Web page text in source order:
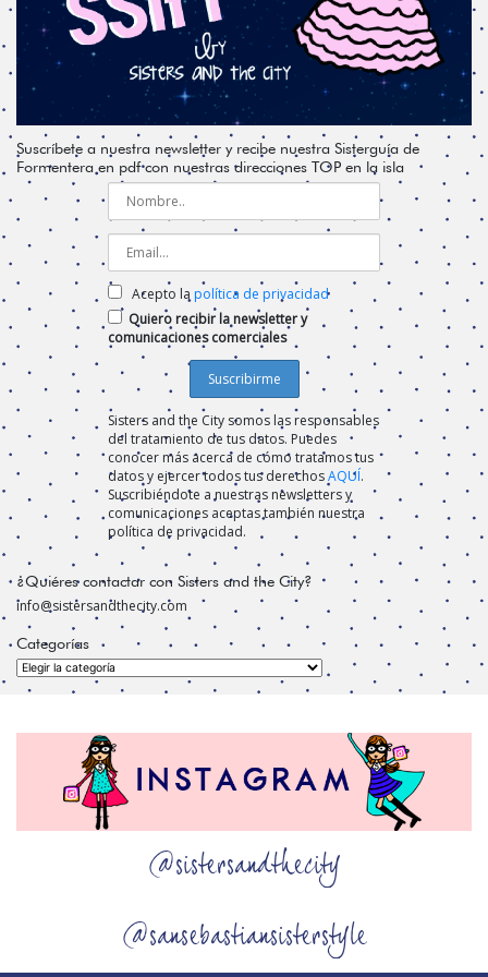
Suscríbete a nuestra newsletter y recibe nuestra Sisterguía de
Formentera en pdf con nuestras direcciones TOP en la isla
Acepto la política de privacidad
Quiero recibir la newsletter y
comunicaciones comerciales
Sisters and the City somos las responsables
del tratamiento de tus datos. Puedes
conocer más acerca de cómo tratamos tus
datos y ejercer todos tus derechosAQUÍ.
Suscribiéndote a nuestras newsletters y
comunicaciones aceptas también nuestra
política de privacidad.
¿Quiéres contactar con Sisters and the City?
info@sistersandthecity.com
Categorías
Categorías
@sistersandthecity
@sansebastiansisterstyle